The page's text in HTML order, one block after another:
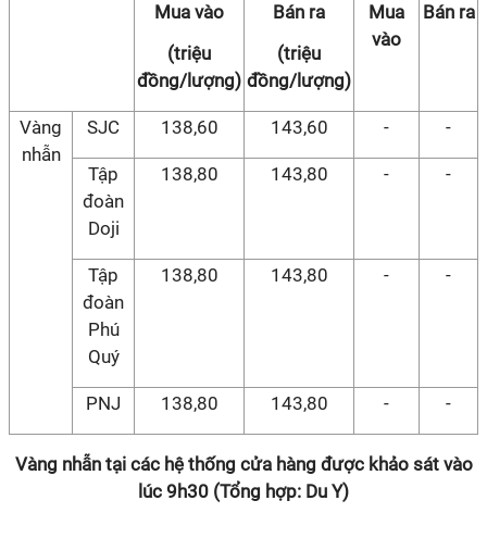
Mua vào
(triệu
đồng/lượng)
Bán ra
(triệu
đồng/lượng)
Mua
vào
Bán ra
Vàng
nhẫn
SJC 138,60 143,60 - -
Tập
đoàn
Doji
138,80 143,80 - -
Tập
đoàn
Phú
Quý
138,80 143,80 - -
PNJ 138,80 143,80 - -
Vàng nhẫn tại các hệ thống cửa hàng được khảo sát vào
lúc 9h30 (Tổng hợp: Du Y)